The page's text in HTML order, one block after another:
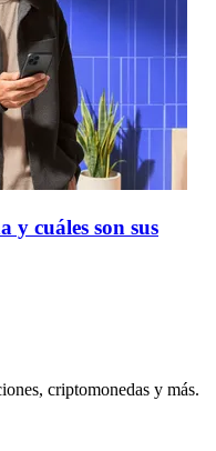
y cuáles son sus
criptomonedas y más.